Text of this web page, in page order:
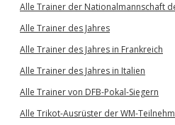
Alle Trainer der Nationalmannschaft
Alle Trainer des Jahres
Alle Trainer des Jahres in Frankreich
Alle Trainer des Jahres in Italien
Alle Trainer von DFB-Pokal-Siegern
Alle Trikot-Ausrüster der WM-